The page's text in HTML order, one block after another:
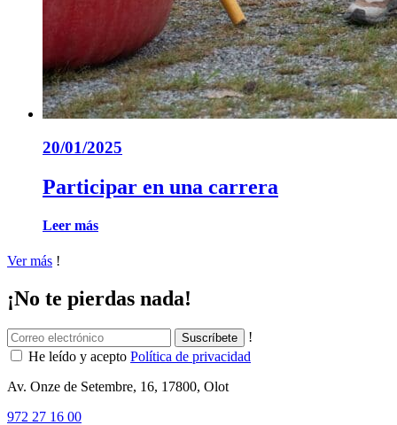
20/01/2025
Participar en una carrera
Leer más
Ver más !
¡No te pierdas nada!
!
He leído y acepto Política de privacidad
Av. Onze de Setembre, 16, 17800, Olot
972 27 16 00